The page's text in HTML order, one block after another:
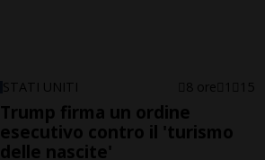
STATI UNITI 8 ore 1 15
Trump firma un ordine
esecutivo contro il 'turismo
delle nascite'